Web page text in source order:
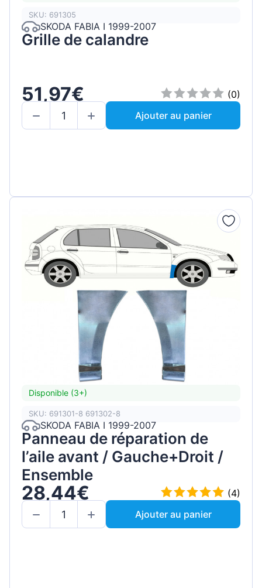
SKU: 691305
SKODA FABIA I 1999-2007
Grille de calandre
51,97€
(0)
Ajouter au panier
Disponible (3+)
SKU: 691301-8 691302-8
SKODA FABIA I 1999-2007
Panneau de réparation de
l’aile avant / Gauche+Droit /
Ensemble
28,44€
(4)
Ajouter au panier